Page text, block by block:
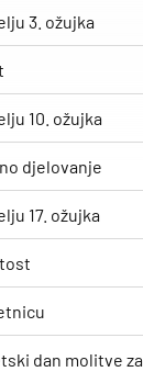
3. ožujka
10. ožujka
djelovanje
17. ožujka
dan molitve za